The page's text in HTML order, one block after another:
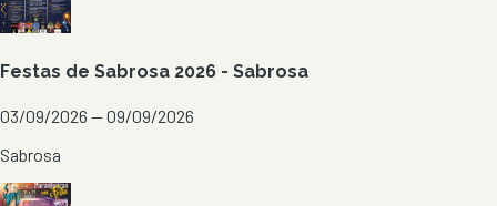
Festas de Sabrosa 2026 - Sabrosa
03/09/2026 — 09/09/2026
Sabrosa